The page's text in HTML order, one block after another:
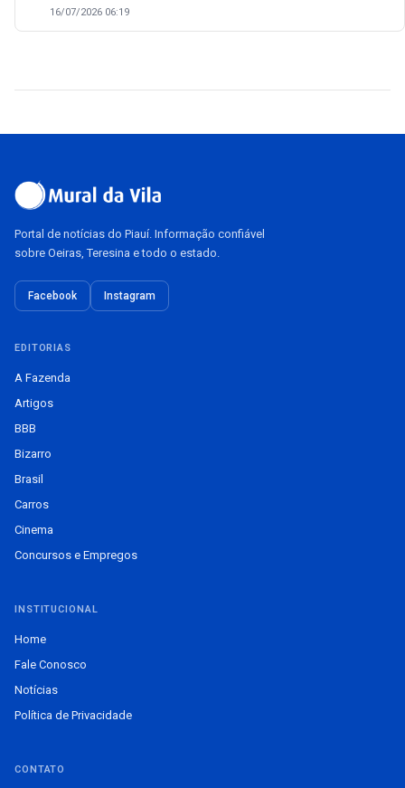
16/07/2026 06:19
Portal de notícias do Piauí. Informação confiável
sobre Oeiras, Teresina e todo o estado.
Facebook Instagram
EDITORIAS
A Fazenda
Artigos
BBB
Bizarro
Brasil
Carros
Cinema
Concursos e Empregos
INSTITUCIONAL
Home
Fale Conosco
Notícias
Política de Privacidade
CONTATO